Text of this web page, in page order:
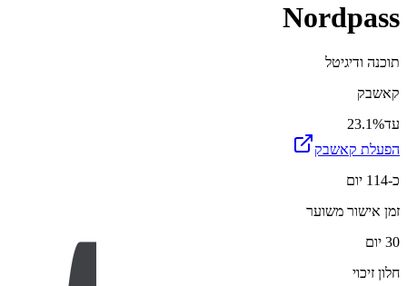
Nordpass
תוכנה ודיגיטל
קאשבק
עד23.1%
הפעלת קאשבק
כ-114 יום
זמן אישור משוער
30 יום
חלון זיכוי